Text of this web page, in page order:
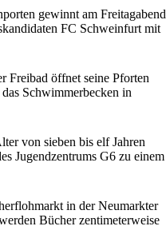
gewinnt am Freitagabend
FC Schweinfurt mit
Freibad öffnet seine Pforten
Schwimmerbecken in
von sieben bis elf Jahren
Jugendzentrums G6 zu einem
in der Neumarkter
Bücher zentimeterweise